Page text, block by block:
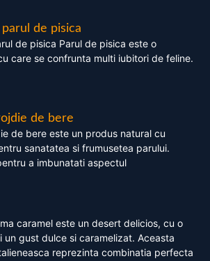
de pisica
de pisica Parul de pisica este o
care se confrunta multi iubitori de feline.
de bere
de bere este un produs natural cu
sanatatea si frumusetea parului.
a imbunatati aspectul
caramel este un desert delicios, cu o
un gust dulce si caramelizat. Aceasta
reprezinta combinatia perfecta